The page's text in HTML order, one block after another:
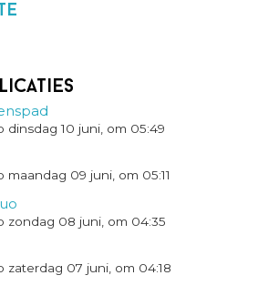
dinsdag 10 juni, om 05:49
09 juni, om 05:11
zondag 08 juni, om 04:35
zaterdag 07 juni, om 04:18